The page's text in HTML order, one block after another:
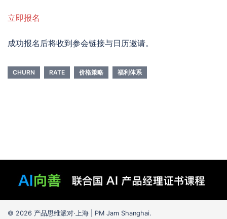
立即报名
成功报名后将收到参会链接与日历邀请。
CHURN RATE 价格策略 福利体系
© 2026 产品思维派对·上海 | PM Jam Shanghai.